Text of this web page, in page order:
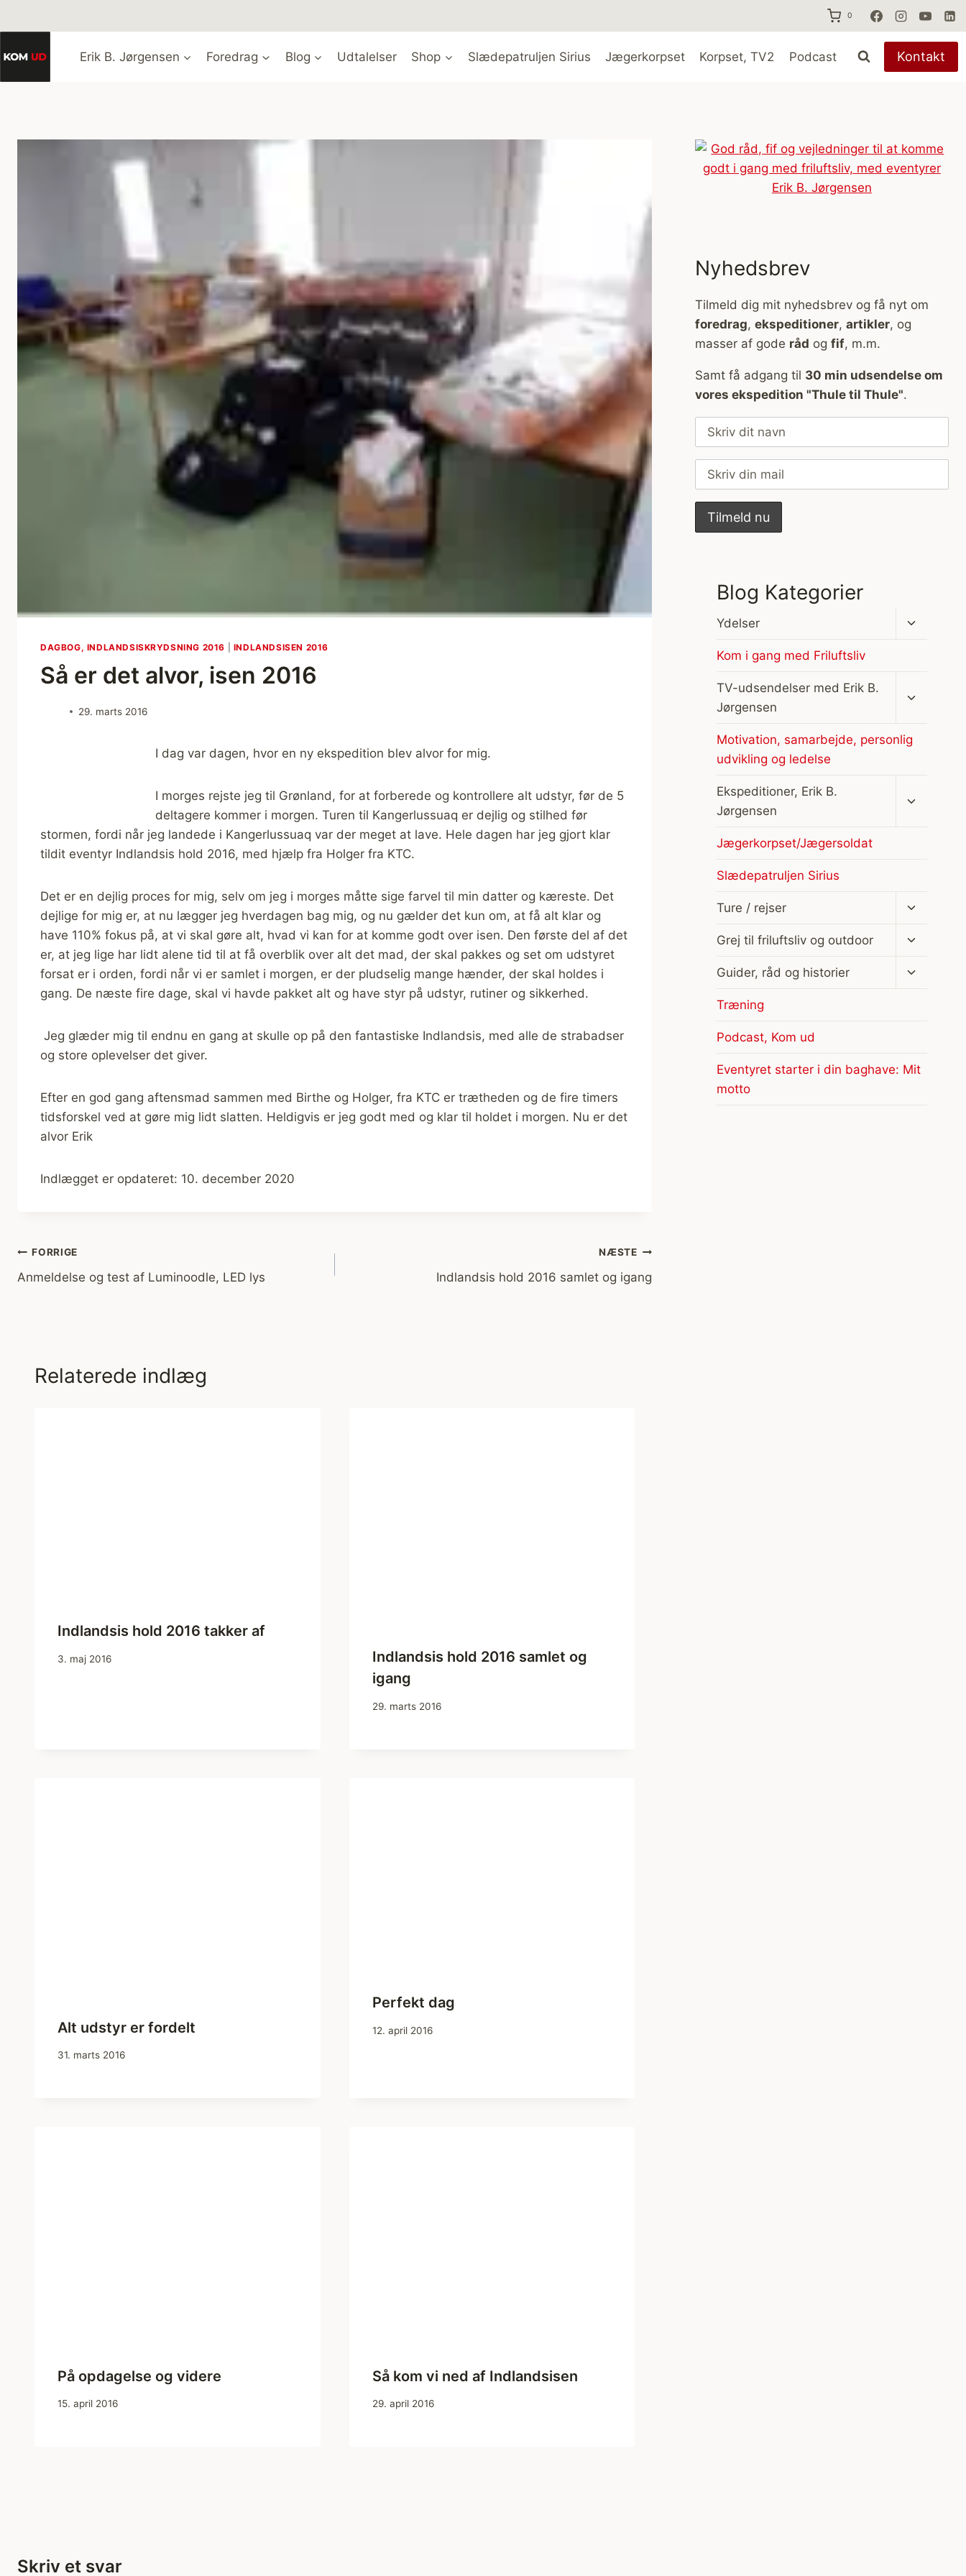
til
0
Erik B. Jørgensen Foredrag Blog Udtalelser Shop Slædepatruljen Sirius Jægerkorpset Korpset, TV2 Podcast Kontakt
DAGBOG, INDLANDSISKRYDSNING 2016 INDLANDSISEN 2016
Så er det alvor, isen 2016
29. marts 2016
I dag var dagen, hvor en ny ekspedition blev alvor for mig.
I morges rejste jeg til Grønland, for at forberede og kontrollere alt udstyr, før de 5
deltagere kommer i morgen. Turen til Kangerlussuaq er dejlig og stilhed før
stormen, fordi når jeg landede i Kangerlussuaq var der meget at lave. Hele dagen har jeg gjort klar
tildit eventyr Indlandsis hold 2016, med hjælp fra Holger fra KTC.
Det er en dejlig proces for mig, selv om jeg i morges måtte sige farvel til min datter og kæreste. Det
dejlige for mig er, at nu lægger jeg hverdagen bag mig, og nu gælder det kun om, at få alt klar og
have 110% fokus på, at vi skal gøre alt, hvad vi kan for at komme godt over isen. Den første del af det
er, at jeg lige har lidt alene tid til at få overblik over alt det mad, der skal pakkes og set om udstyret
forsat er i orden, fordi når vi er samlet i morgen, er der pludselig mange hænder, der skal holdes i
gang. De næste fire dage, skal vi havde pakket alt og have styr på udstyr, rutiner og sikkerhed.
Jeg glæder mig til endnu en gang at skulle op på den fantastiske Indlandsis, med alle de strabadser
og store oplevelser det giver.
Efter en god gang aftensmad sammen med Birthe og Holger, fra KTC er trætheden og de fire timers
tidsforskel ved at gøre mig lidt slatten. Heldigvis er jeg godt med og klar til holdet i morgen. Nu er det
alvor Erik
Indlægget er opdateret: 10. december 2020
Indlægsnavigation
FORRIGE
Anmeldelse og test af Luminoodle, LED lys
NÆSTE
Indlandsis hold 2016 samlet og igang
Relaterede indlæg
Indlandsis hold 2016 takker af
3. maj 2016
Indlandsis hold 2016 samlet og
igang
29. marts 2016
Alt udstyr er fordelt
31. marts 2016
Perfekt dag
12. april 2016
På opdagelse og videre
15. april 2016
Så kom vi ned af Indlandsisen
29. april 2016
Skriv et svar
Nyhedsbrev
Tilmeld dig mit nyhedsbrev og få nyt om
foredrag, ekspeditioner, artikler, og
masser af gode råd og fif, m.m.
Samt få adgang til 30 min udsendelse om
vores ekspedition "Thule til Thule".
Blog Kategorier
Ydelser
Skift
Kom i gang med Friluftsliv
TV-udsendelser med Erik B.
Jørgensen
Motivation, samarbejde, personlig
udvikling og ledelse
Ekspeditioner, Erik B.
Jørgensen
Jægerkorpset/Jægersoldat
Slædepatruljen Sirius
Ture / rejser
Skift
Grej til friluftsliv og outdoor
Skift
Guider, råd og historier
Skift
Træning
Podcast, Kom ud
Eventyret starter i din baghave: Mit
motto